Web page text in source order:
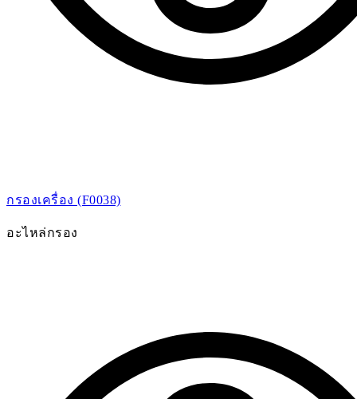
กรองเครื่อง (F0038)
อะไหล่กรอง